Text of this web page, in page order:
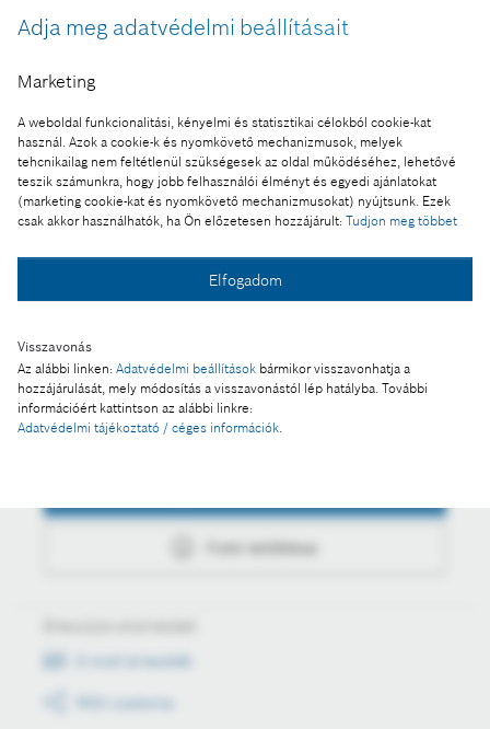
Adja meg adatvédelmi beállításait
Marketing
A weboldal funkcionalitási, kényelmi és statisztikai célokból cookie-kat
használ. Azok a cookie-k és nyomkövető mechanizmusok, melyek
tehcnikailag nem feltétlenül szükségesek az oldal működéséhez, lehetővé
teszik számunkra, hogy jobb felhasználói élményt és egyedi ajánlatokat
(marketing cookie-kat és nyomkövető mechanizmusokat) nyújtsunk. Ezek
csak akkor használhatók, ha Ön előzetesen hozzájárult: Tudjon meg többet
Elfogadom
Visszavonás
Az alábbi linken: Adatvédelmi beállítások bármikor visszavonhatja a
hozzájárulását, mely módosítás a visszavonástól lép hatályba. További
információért kattintson az alábbi linkre:
Adatvédelmi tájékoztató / céges információk.
számára díjmentesen felhasználható.
Ennek a sajtóközleménynek a része:
Nincs innováció társadalmi és gazdasági haszon
nélkül
Fotó a kosárba
Műveletek
Fotó letöltése
E-mail értesítők
RSS csatorna